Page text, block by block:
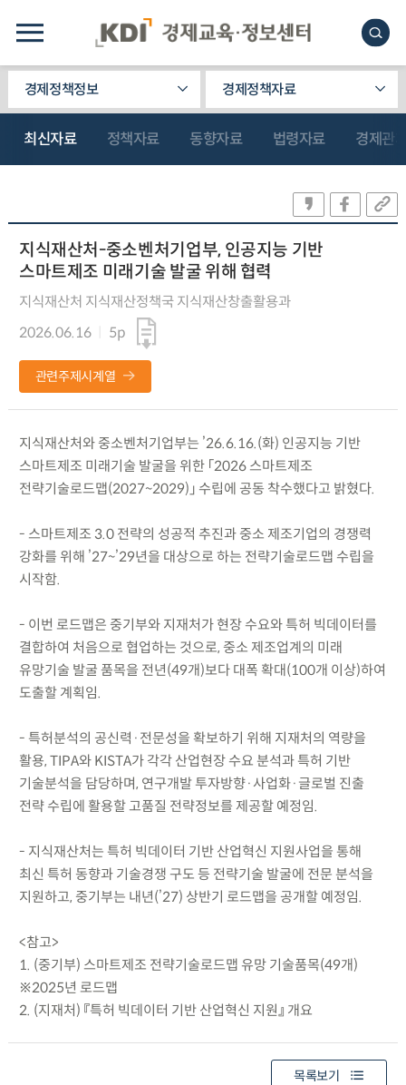
경제정책정보 경제정책자료
최신자료 정책자료 동향자료 법령자료 경제관
지식재산처-중소벤처기업부, 인공지능 기반
스마트제조 미래기술 발굴 위해 협력
지식재산처 지식재산정책국 지식재산창출활용과
2026.06.16
5p
관련주제시계열
지식재산처와 중소벤처기업부는 ’26.6.16.(화) 인공지능 기반
스마트제조 미래기술 발굴을 위한 「2026 스마트제조
전략기술로드맵(2027~2029)」 수립에 공동 착수했다고 밝혔다.
- 스마트제조 3.0 전략의 성공적 추진과 중소 제조기업의 경쟁력
강화를 위해 ’27~’29년을 대상으로 하는 전략기술로드맵 수립을
시작함.
- 이번 로드맵은 중기부와 지재처가 현장 수요와 특허 빅데이터를
결합하여 처음으로 협업하는 것으로, 중소 제조업계의 미래
유망기술 발굴 품목을 전년(49개)보다 대폭 확대(100개 이상)하여
도출할 계획임.
- 특허분석의 공신력·전문성을 확보하기 위해 지재처의 역량을
활용, TIPA와 KISTA가 각각 산업현장 수요 분석과 특허 기반
기술분석을 담당하며, 연구개발 투자방향·사업화·글로벌 진출
전략 수립에 활용할 고품질 전략정보를 제공할 예정임.
- 지식재산처는 특허 빅데이터 기반 산업혁신 지원사업을 통해
최신 특허 동향과 기술경쟁 구도 등 전략기술 발굴에 전문 분석을
지원하고, 중기부는 내년(’27) 상반기 로드맵을 공개할 예정임.
<참고>
1. (중기부) 스마트제조 전략기술로드맵 유망 기술품목(49개)
※2025년 로드맵
2. (지재처) 『특허 빅데이터 기반 산업혁신 지원』 개요
목록보기